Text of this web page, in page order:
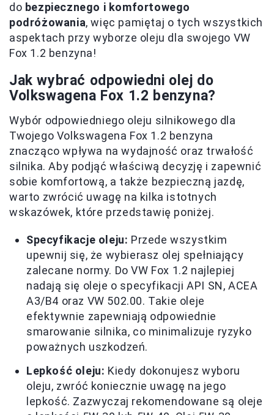
do bezpiecznego i komfortowego
podróżowania, więc pamiętaj o tych wszystkich
aspektach przy wyborze oleju dla swojego VW
Fox 1.2 benzyna!
Jak wybrać odpowiedni olej do
Volkswagena Fox 1.2 benzyna?
Wybór odpowiedniego oleju silnikowego dla
Twojego Volkswagena Fox 1.2 benzyna
znacząco wpływa na wydajność oraz trwałość
silnika. Aby podjąć właściwą decyzję i zapewnić
sobie komfortową, a także bezpieczną jazdę,
warto zwrócić uwagę na kilka istotnych
wskazówek, które przedstawię poniżej.
Specyfikacje oleju: Przede wszystkim
upewnij się, że wybierasz olej spełniający
zalecane normy. Do VW Fox 1.2 najlepiej
nadają się oleje o specyfikacji API SN, ACEA
A3/B4 oraz VW 502.00. Takie oleje
efektywnie zapewniają odpowiednie
smarowanie silnika, co minimalizuje ryzyko
poważnych uszkodzeń.
Lepkość oleju: Kiedy dokonujesz wyboru
oleju, zwróć koniecznie uwagę na jego
lepkość. Zazwyczaj rekomendowane są oleje